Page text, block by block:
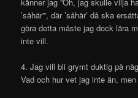
’såhär'”, där ’såhär’ då ska
göra detta måste jag dock lära
inte vill.
4. Jag vill bli grymt duktig på
Vad och hur vet jag inte än,